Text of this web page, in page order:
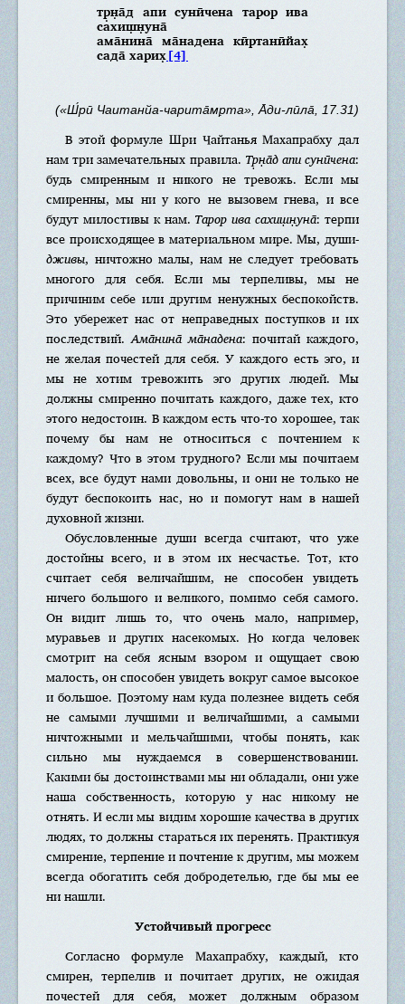
тр̣н̣а̄д апи сунӣчена тарор ива
сахиш̣н̣уна̄
ама̄нина̄ ма̄надена кӣртанӣйах̣
сада̄ харих̣[4]
(«Ш́рӣ Чаитанйа-чарита̄мр̣та», А̄ди-лӣла̄, 17.31)
В этой формуле Шри Чайтанья Махапрабху дал
нам три замечательных правила. Тр̣н̣а̄д апи сунӣчена:
будь смиренным и никого не тревожь. Если мы
смиренны, мы ни у кого не вызовем гнева, и все
будут милостивы к нам. Тарор ива сахиш̣н̣уна̄: терпи
все происходящее в материальном мире. Мы, души-
дживы, ничтожно малы, нам не следует требовать
многого для себя. Если мы терпеливы, мы не
причиним себе или другим ненужных беспокойств.
Это убережет нас от неправедных поступков и их
последствий.Ама̄нина̄ ма̄надена: почитай каждого,
не желая почестей для себя. У каждого есть эго, и
мы не хотим тревожить эго других людей. Мы
должны смиренно почитать каждого, даже тех, кто
этого недостоин. В каждом есть что-то хорошее, так
почему бы нам не относиться с почтением к
каждому? Что в этом трудного? Если мы почитаем
всех, все будут нами довольны, и они не только не
будут беспокоить нас, но и помогут нам в нашей
духовной жизни.
Обусловленные души всегда считают, что уже
достойны всего, и в этом их несчастье. Тот, кто
считает себя величайшим, не способен увидеть
ничего большого и великого, помимо себя самого.
Он видит лишь то, что очень мало, например,
муравьев и других насекомых. Но когда человек
смотрит на себя ясным взором и ощущает свою
малость, он способен увидеть вокруг самое высокое
и большое. Поэтому нам куда полезнее видеть себя
не самыми лучшими и величайшими, а самыми
ничтожными и мельчайшими, чтобы понять, как
сильно мы нуждаемся в совершенствовании.
Какими бы достоинствами мы ни обладали, они уже
наша собственность, которую у нас никому не
отнять. И если мы видим хорошие качества в других
людях, то должны стараться их перенять. Практикуя
смирение, терпение и почтение к другим, мы можем
всегда обогатить себя добродетелью, где бы мы ее
ни нашли.
Устойчивый прогресс
Согласно формуле Махапрабху, каждый, кто
смирен, терпелив и почитает других, не ожидая
почестей для себя, может должным образом